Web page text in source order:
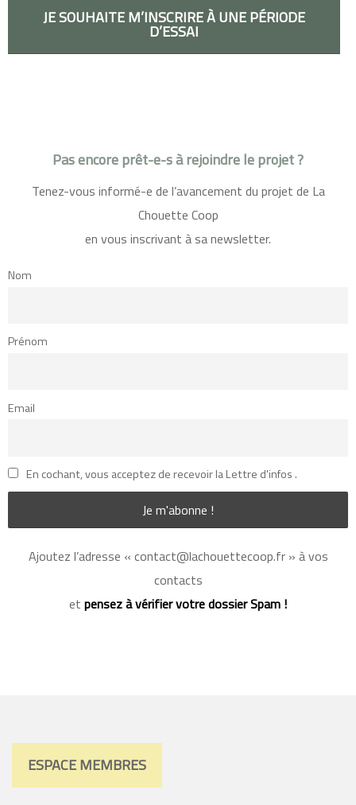
JE SOUHAITE M’INSCRIRE À UNE PÉRIODE
D’ESSAI
Pas encore prêt-e-s à rejoindre le projet ?
Tenez-vous informé-e de l’avancement du projet de La
Chouette Coop
en vous inscrivant à sa newsletter.
Nom
Prénom
Email
En cochant, vous acceptez de recevoir la Lettre d'infos .
Ajoutez l’adresse « contact@lachouettecoop.fr » à vos
contacts
et pensez à vérifier votre dossier Spam !
ESPACE MEMBRES